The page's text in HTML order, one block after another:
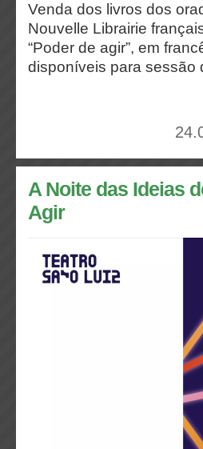
Venda dos livros dos
Nouvelle Librairie
“Poder de agir”, em
disponíveis para sessão
A Noite das Ideias
Agir